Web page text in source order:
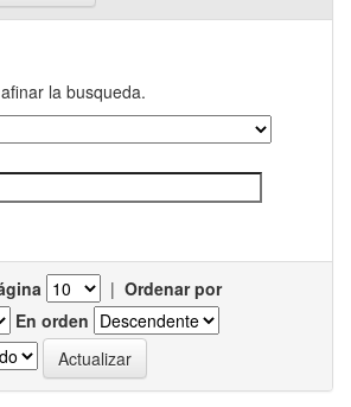
la busqueda.
| Ordenar por
En orden